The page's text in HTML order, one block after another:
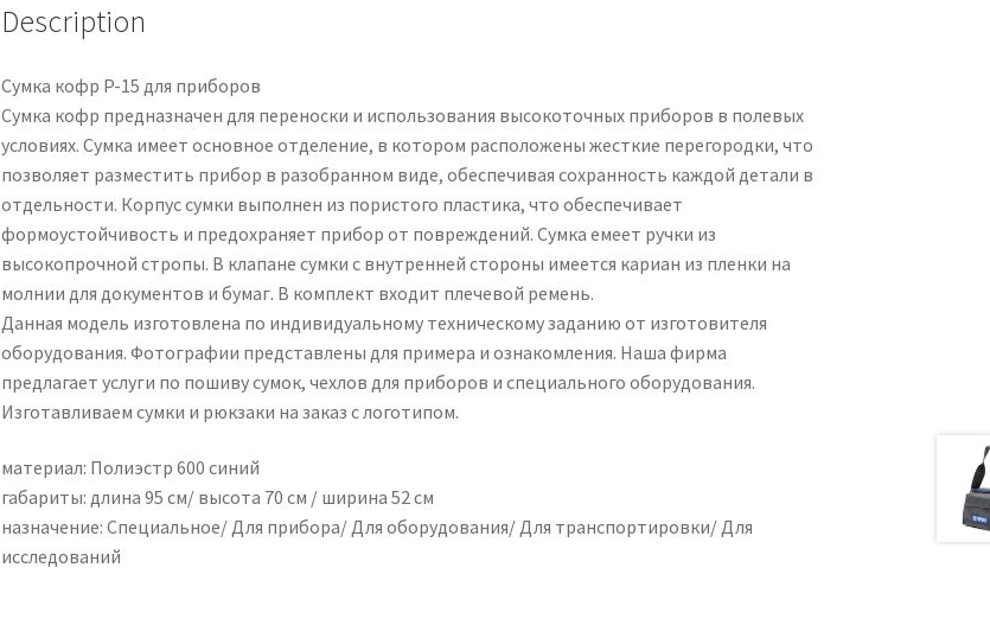
Description
Сумка кофр P-15 для приборов
Сумка кофр предназначен для переноски и использования высокоточных приборов в полевых
условиях. Сумка имеет основное отделение, в котором расположены жесткие перегородки, что
позволяет разместить прибор в разобранном виде, обеспечивая сохранность каждой детали в
отдельности. Корпус сумки выполнен из пористого пластика, что обеспечивает
формоустойчивость и предохраняет прибор от повреждений. Сумка емеет ручки из
высокопрочной стропы. В клапане сумки с внутренней стороны имеется кариан из пленки на
молнии для документов и бумаг. В комплект входит плечевой ремень.
Данная модель изготовлена по индивидуальному техническому заданию от изготовителя
оборудования. Фотографии представлены для примера и ознакомления. Наша фирма
предлагает услуги по пошиву сумок, чехлов для приборов и специального оборудования.
Изготавливаем сумки и рюкзаки на заказ с логотипом.
материал: Полиэстр 600 синий
габариты: длина 95 см/ высота 70 см / ширина 52 см
назначение: Специальное/ Для прибора/ Для оборудования/ Для транспортировки/ Для
исследований